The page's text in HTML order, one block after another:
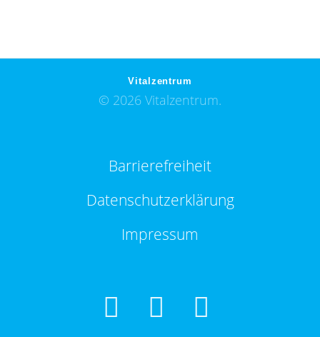
Vitalzentrum
© 2026 Vitalzentrum.
Barrierefreiheit
Datenschutzerklärung
Impressum